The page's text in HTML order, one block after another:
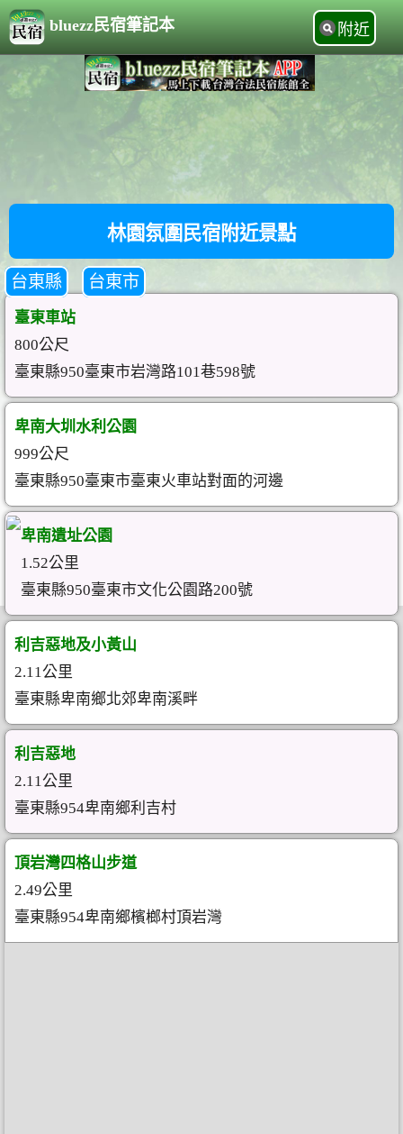
bluezz民宿筆記本 附近
林園氛圍民宿附近景點
台東縣 台東市
臺東車站
800公尺
臺東縣950臺東市岩灣路101巷598號
卑南大圳水利公園
999公尺
臺東縣950臺東市臺東火車站對面的河邊
卑南遺址公園
1.52公里
臺東縣950臺東市文化公園路200號
利吉惡地及小黃山
2.11公里
臺東縣卑南鄉北郊卑南溪畔
利吉惡地
2.11公里
臺東縣954卑南鄉利吉村
頂岩灣四格山步道
2.49公里
臺東縣954卑南鄉檳榔村頂岩灣